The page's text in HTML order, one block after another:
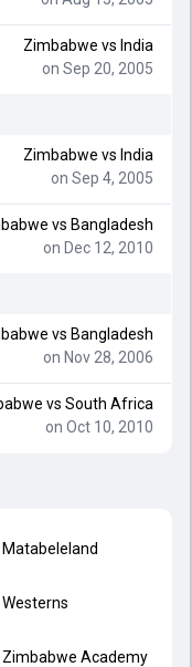
Zimbabwe vs India
on Sep 20, 2005
Zimbabwe vs India
on Sep 4, 2005
vs Bangladesh
on Dec 12, 2010
vs Bangladesh
on Nov 28, 2006
vs South Africa
on Oct 10, 2010
Matabeleland
Westerns
Zimbabwe Academy